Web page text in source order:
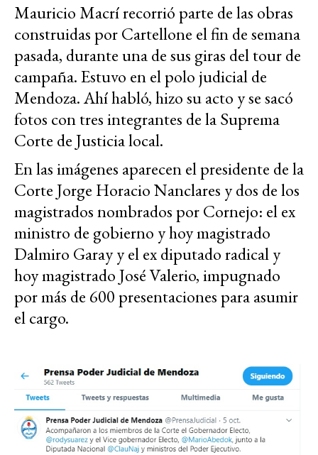
Mauricio Macrí recorrió parte de las obras
construidas por Cartellone el fin de semana
pasada, durante una de sus giras del tour de
campaña. Estuvo en el polo judicial de
Mendoza. Ahí habló, hizo su acto y se sacó
fotos con tres integrantes de la Suprema
Corte de Justicia local.
En las imágenes aparecen el presidente de la
Corte Jorge Horacio Nanclares y dos de los
magistrados nombrados por Cornejo: el ex
ministro de gobierno y hoy magistrado
Dalmiro Garay y el ex diputado radical y
hoy magistrado José Valerio, impugnado
por más de 600 presentaciones para asumir
el cargo.